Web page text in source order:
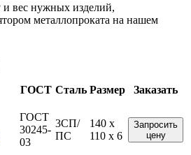
и вес нужных изделий,
металлопроката на нашем
ГОСТ Сталь Размер
Заказать
ГОСТ
30245-
03
3СП/
ПС
140 x
110 x 6
Запросить
цену